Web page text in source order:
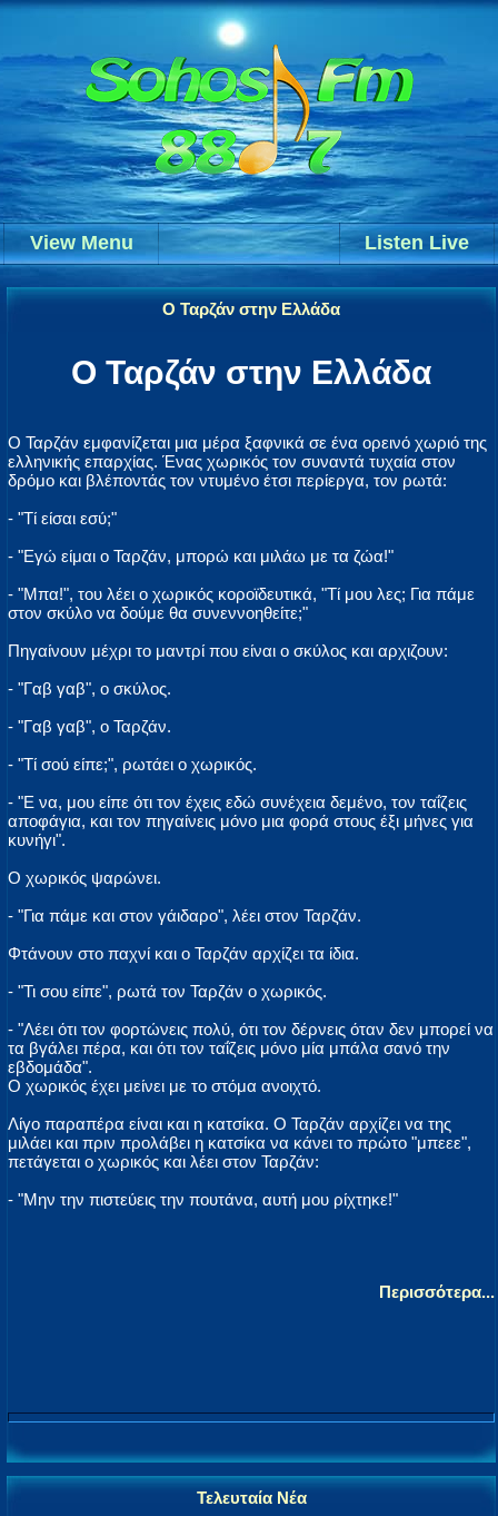
Listen Live
View Menu
Ο Ταρζάν στην Ελλάδα
Ο Ταρζάν στην Ελλάδα
Ο Ταρζάν εμφανίζεται μια μέρα ξαφνικά σε ένα ορεινό χωριό της
ελληνικής επαρχίας. Ένας χωρικός τον συναντά τυχαία στον
δρόμο και βλέποντάς τον ντυμένο έτσι περίεργα, τον ρωτά:
- "Τί είσαι εσύ;"
- "Εγώ είμαι ο Ταρζάν, μπορώ και μιλάω με τα ζώα!"
- "Μπα!", του λέει ο χωρικός κοροϊδευτικά, "Τί μου λες; Για πάμε
στον σκύλο να δούμε θα συνεννοηθείτε;"
Πηγαίνουν μέχρι το μαντρί που είναι ο σκύλος και αρχιζουν:
- "Γαβ γαβ", ο σκύλος.
- "Γαβ γαβ", ο Ταρζάν.
- "Τί σού είπε;", ρωτάει ο χωρικός.
- "Ε να, μου είπε ότι τον έχεις εδώ συνέχεια δεμένο, τον ταΐζεις
αποφάγια, και τον πηγαίνεις μόνο μια φορά στους έξι μήνες για
κυνήγι".
Ο χωρικός ψαρώνει.
- "Για πάμε και στον γάιδαρο", λέει στον Ταρζάν.
Φτάνουν στο παχνί και ο Ταρζάν αρχίζει τα ίδια.
- "Τι σου είπε", ρωτά τον Ταρζάν ο χωρικός.
- "Λέει ότι τον φορτώνεις πολύ, ότι τον δέρνεις όταν δεν μπορεί να
τα βγάλει πέρα, και ότι τον ταΐζεις μόνο μία μπάλα σανό την
εβδομάδα".
Ο χωρικός έχει μείνει με το στόμα ανοιχτό.
Λίγο παραπέρα είναι και η κατσίκα. Ο Ταρζάν αρχίζει να της
μιλάει και πριν προλάβει η κατσίκα να κάνει το πρώτο "μπεεε",
πετάγεται ο χωρικός και λέει στον Ταρζάν:
- "Μην την πιστεύεις την πουτάνα, αυτή μου ρίχτηκε!"
Περισσότερα...
Τελευταία Νέα